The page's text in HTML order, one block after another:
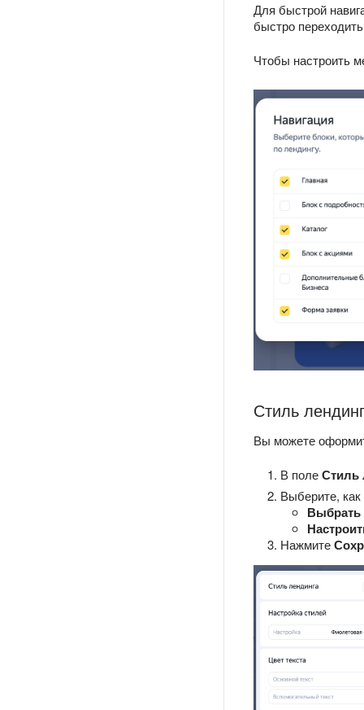
Для быстрой
быстро
Чтобы настроить
Стиль
Вы можете
В полеСтиль
Выберите, как
Выбрать
Нажмите